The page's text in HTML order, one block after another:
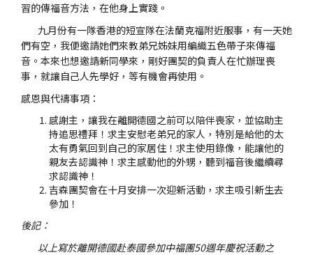
習的傳福音方法，在他身上實踐。
九月份有一隊香港的短宣隊在法蘭克福附近服事，有一天她
們有空，我便邀請她們來教弟兄姊妹用編織五色帶子來傳福
音。本來也想邀請新同學來，剛好團契的負責人在忙辦理喪
事，就讓自己人先學好，等有機會再使用。
感恩與代禱事項：
感謝主，讓我在離開德國之前可以陪伴喪家，並協助主
持追思禮拜！求主安慰老弟兄的家人，特別是給他的太
太有勇氣回到自己的家居住！求主使用錄像，能讓他的
親友去認識神！求主感動他的外甥，聽到福音後繼續尋
求認識神！
吉森團契會在十月安排一次迎新活動，求主吸引新生去
參加！
後記：
以上寫於離開德國赴泰國參加中福團50週年慶祝活動之